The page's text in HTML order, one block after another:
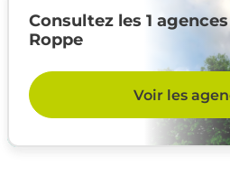
Consultez les 1
Roppe
Voir les